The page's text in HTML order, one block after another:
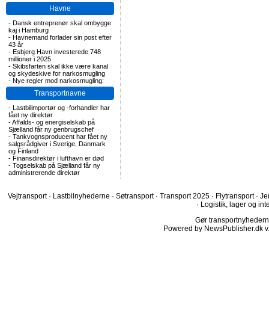
Havne
- Dansk entreprenør skal ombygge
kaj i Hamburg
- Havnemand forlader sin post efter
43 år
- Esbjerg Havn investerede 748
millioner i 2025
- Skibsfarten skal ikke være kanal
og skydeskive for narkosmugling
- Nye regler mod narkosmugling:
Transportnavne
- Lastbilimportør og -forhandler har
fået ny direktør
-Affalds- og energiselskab på
Sjælland får ny genbrugschef
- Tankvognsproducent har fået ny
salgsrådgiver i Sverige, Danmark
og Finland
- Finansdirektør i lufthavn er død
- Togselskab på Sjælland får ny
administrerende direktør
Vejtransport · Lastbilnyhederne · Søtransport · Transport 2025 · Flytransport ·
· Logistik, lager og
Gør
Powered by NewsPublisher.dk